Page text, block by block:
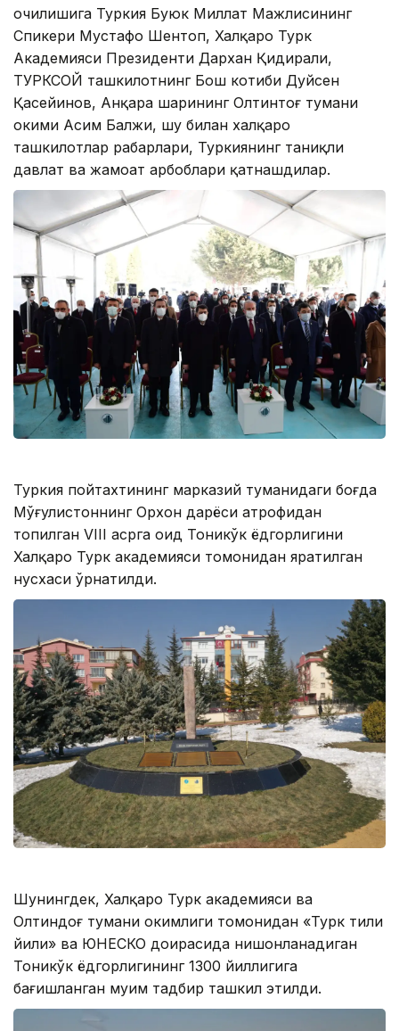
очилишига Туркия Буюк Миллат Мажлисининг
Спикери Мустафо Шентоп, Халқаро Турк
Академияси Президенти Дархан Қидирали,
ТУРКСОЙ ташкилотнинг Бош котиби Дуйсен
Қасейинов, Анқара шаҳрининг Олтинтоғ тумани
ҳокими Асим Балжи, шу билан халқаро
ташкилотлар раҳбарлари, Туркиянинг таниқли
давлат ва жамоат арбоблари қатнашдилар.
Туркия пойтахтининг марказий туманидаги боғда
Мўғулистоннинг Орхон дарёси атрофидан
топилган VIII асрга оид Тоникўк ёдгорлигини
Халқаро Турк академияси томонидан яратилган
нусхаси ўрнатилди.
Шунингдек, Халқаро Турк академияси ва
Олтиндоғ тумани ҳокимлиги томонидан «Турк тили
йили» ва ЮНЕСКО доирасида нишонланадиган
Тоникўк ёдгорлигининг 1300 йиллигига
бағишланган муҳим тадбир ташкил этилди.